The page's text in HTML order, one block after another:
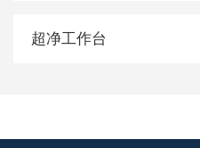
超净工作台